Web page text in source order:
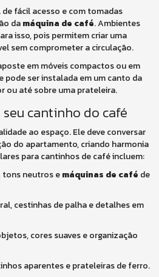
fácil acesso e com tomadas
damáquina de café. Ambientes
isso, pois permitem criar uma
sem comprometer a circulação.
em móveis compactos ou em
pode ser instalada em um canto da
ou até sobre uma prateleira.
cantinho do café
ao espaço. Ele deve conversar
do apartamento, criando harmonia
para cantinhos de café incluem:
tons neutros emáquinas de café de
cestinhas de palha e detalhes em
cores suaves e organização
aparentes e prateleiras de ferro.